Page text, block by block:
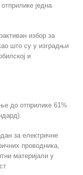
једна
избор за
што су у изградњи
и
до отприлике 61%
за електричне
проводника,
материјали у